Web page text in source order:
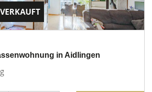
VERKAUFT
in Aidlingen